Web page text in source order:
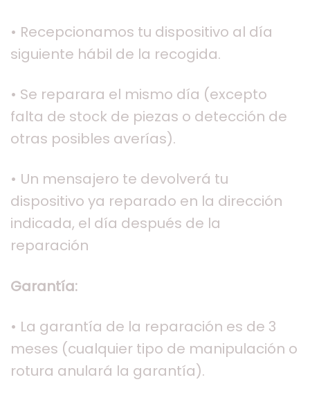
• Recepcionamos tu dispositivo al día
siguiente hábil de la recogida.
• Se reparara el mismo día (excepto
falta de stock de piezas o detección de
otras posibles averías).
• Un mensajero te devolverá tu
dispositivo ya reparado en la dirección
indicada, el día después de la
reparación
Garantía:
• La garantía de la reparación es de 3
meses (cualquier tipo de manipulación o
rotura anulará la garantía).